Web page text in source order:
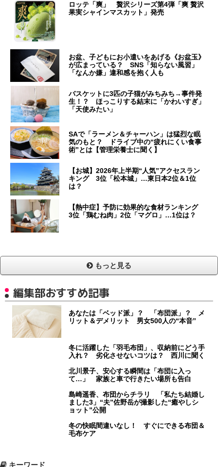
ロッテ「爽」 贅沢シリーズ第4弾「爽 贅沢
果実シャインマスカット」発売
お盆、子どもにお小遣いをあげる《お盆玉》
が広まっている？ SNS「知らない風習」
「なんか嫌」違和感を抱く人も
バスケットに3匹の子猫がみちみち→事件発
生！？ ほっこりする結末に「かわいすぎ」
「天使みたい」
SAで「ラーメン＆チャーハン」は猛烈な眠
気のもと？ ドライブ中の“疲れにくい食事
術”とは【管理栄養士に聞く】
【お城】2026年上半期“人気”アクセスラン
キング 3位「松本城」…東日本2位＆1位
は？
【熱中症】予防に効果的な食材ランキング
3位「鶏むね肉」2位「マグロ」…1位は？
もっと見る
編集部おすすめ記事
あなたは「ベッド派」？ 「布団派」？ メ
リット＆デメリット 男女500人の“本音”
冬に活躍した「羽毛布団」、収納前にどう手
入れ？ 劣化させないコツは？ 西川に聞く
北川景子、安心する瞬間は「布団に入っ
て…」 家族と車で行きたい場所も告白
島崎遥香、布団からチラリ 「私たち結婚し
ました3」“夫”佐野岳が撮影した“癒やしシ
ョット”公開
冬の快眠間違いなし！ すぐにできる布団＆
毛布ケア
キーワード